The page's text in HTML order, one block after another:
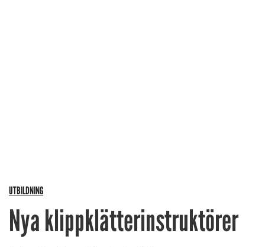
UTBILDNING
Nya klippklätterinstruktörer